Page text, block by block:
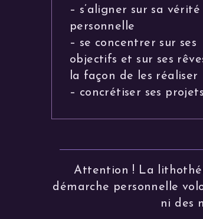
– s’aligner sur sa vérité
personnelle
– se concentrer sur ses
objectifs et sur ses
la façon de les réaliser
– concrétiser ses
Attention ! La
démarche personnelle
ni des